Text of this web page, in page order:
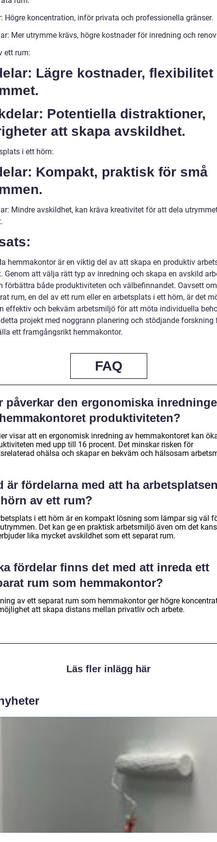
Högre koncentration, inför privata och professionella gränser.
Mer utrymme krävs, högre kostnader för inredning och
ett rum:
Lägre kostnader, flexibilitet
Potentiella distraktioner,
att skapa avskildhet.
i ett hörn:
Kompakt, praktisk för små
Mindre avskildhet, kan kräva kreativitet för att dela
hemmakontor är en viktig del av att skapa en produktiv
Genom att välja rätt typ av inredning och skapa en avskild
förbättra både produktiviteten och välbefinnandet. Oavsett
rum, en del av ett rum eller en arbetsplats i ett hörn, är det
effektiv och bekväm arbetsmiljö för att möta individuella
projekt med noggrann planering och stödjande forskning
ett framgångsrikt hemmakontor.
FAQ
påverkar den ergonomiska
produktiviteten?
visar att en ergonomisk inredning av hemmakontoret kan
med upp till 16 procent. Det minskar risken för
ohälsa och skapar en bekväm och hälsosam
är fördelarna med att ha
av ett rum?
i ett hörn är en kompakt lösning som lämpar sig väl
Det kan ge en praktisk arbetsmiljö även om det
lika mycket avskildhet som ett separat rum.
fördelar finns det med att inreda ett
rum som hemmakontor?
av ett separat rum som hemmakontor ger högre
att skapa distans mellan privatliv och arbete.
Läs fler inlägg här